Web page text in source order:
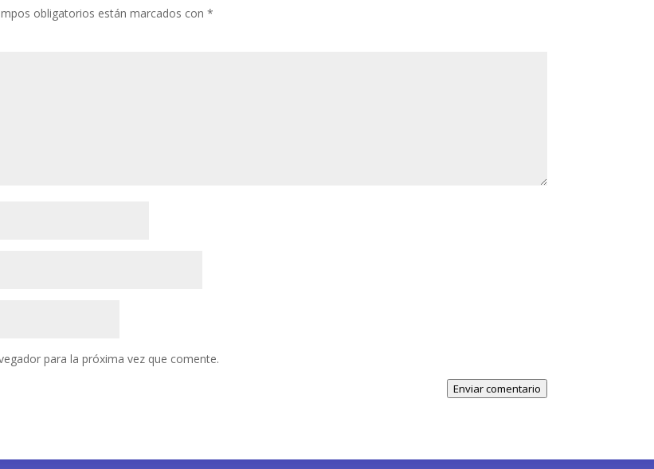
obligatorios están marcados con*
para la próxima vez que comente.
Enviar comentario